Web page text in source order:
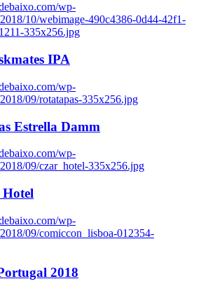
wp-
10/webimage-490c4386-0d44-42f1-
335x256.jpg
IPA
wp-
09/rotatapas-335x256.jpg
Estrella Damm
wp-
09/czar_hotel-335x256.jpg
wp-
09/comiccon_lisboa-012354-
2018